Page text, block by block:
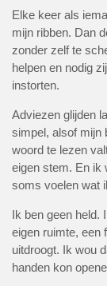
Elke keer als
mijn ribben. Dan
zonder zelf te
helpen en nodig
instorten.
Adviezen glijden
simpel, alsof mijn
woord te lezen
eigen stem. En ik
soms voelen wat
Ik ben geen held.
eigen ruimte, een
uitdroogt. Ik wou
handen kon